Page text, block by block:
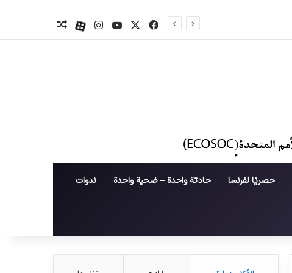
فیس بوکیوتیوباینستاگرام
آپاراتنوشته تصادفی
حصريًا لفرنسا حادثة واحدة – ضحية واحدة ندوات